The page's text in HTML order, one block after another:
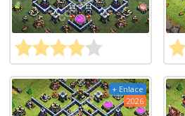
+ Enlace
2026